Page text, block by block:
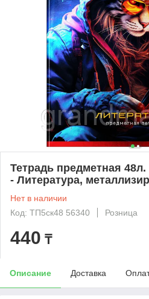
Тетрадь предметная
- Литература,
Нет в наличии
Код: ТП5ск48 56340
Розница
440 ₸
Описание Доставка